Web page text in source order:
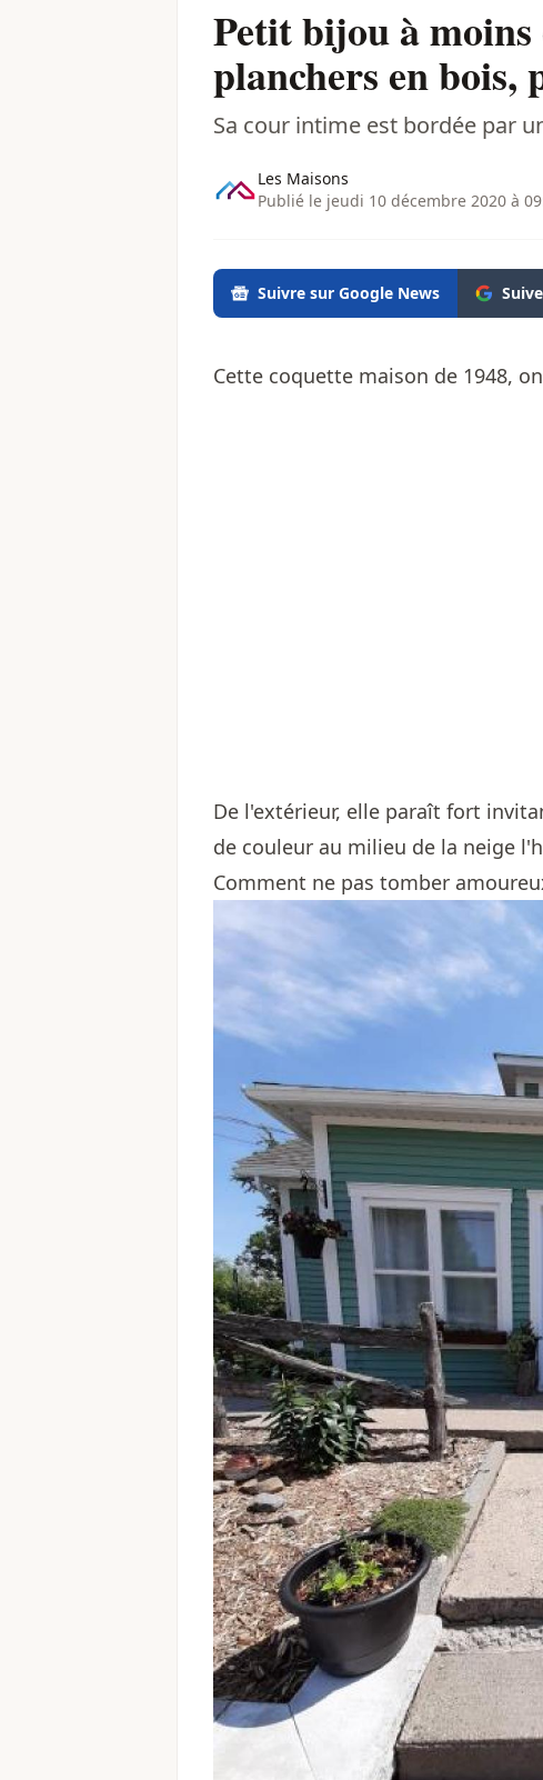
Petit bijou à moins
planchers en bois,
Sa cour intime est bordée par
Les Maisons
Publié le jeudi 10 décembre 2020 à
Suivre sur Google News
Cette coquette maison de 1948,
De l'extérieur, elle paraît fort
de couleur au milieu de la neige
Comment ne pas tomber